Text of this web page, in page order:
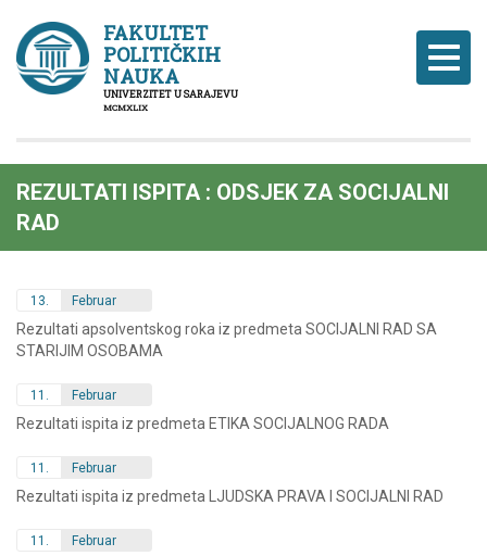
FAKULTET
POLITIČKIH
NAUKA
UNIVERZITET U SARAJEVU
MCMXLIX
REZULTATI ISPITA : ODSJEK ZA SOCIJALNI
RAD
13. Februar
Rezultati apsolventskog roka iz predmeta SOCIJALNI RAD SA
STARIJIM OSOBAMA
11. Februar
Rezultati ispita iz predmeta ETIKA SOCIJALNOG RADA
11. Februar
Rezultati ispita iz predmeta LJUDSKA PRAVA I SOCIJALNI RAD
11. Februar